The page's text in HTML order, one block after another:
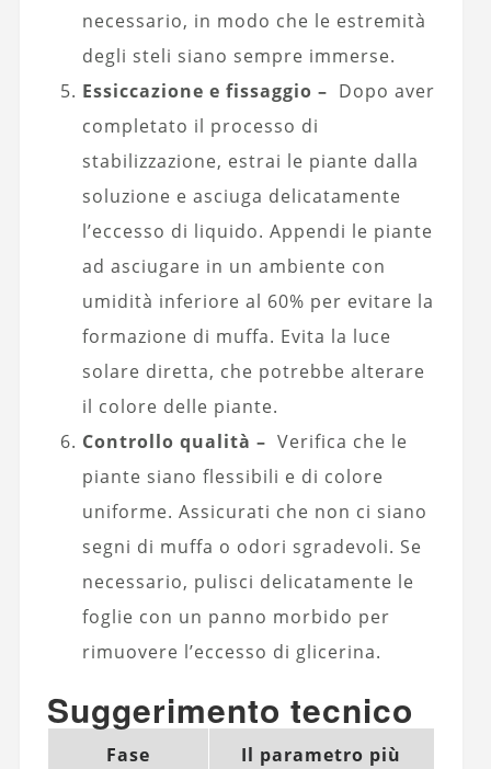
necessario, in modo che le estremità
degli steli siano sempre immerse.
Essiccazione e fissaggio – Dopo aver
completato il processo di
stabilizzazione, estrai le piante dalla
soluzione e asciuga delicatamente
l’eccesso di liquido. Appendi le piante
ad asciugare in un ambiente con
umidità inferiore al 60% per evitare la
formazione di muffa. Evita la luce
solare diretta, che potrebbe alterare
il colore delle piante.
Controllo qualità – Verifica che le
piante siano flessibili e di colore
uniforme. Assicurati che non ci siano
segni di muffa o odori sgradevoli. Se
necessario, pulisci delicatamente le
foglie con un panno morbido per
rimuovere l’eccesso di glicerina.
Suggerimento tecnico
Fase
Il parametro più